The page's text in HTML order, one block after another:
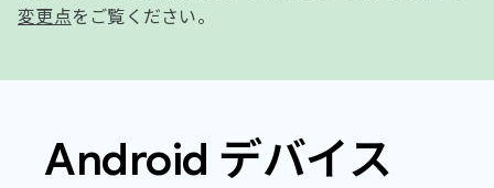
変更点をご覧ください。
Android デバイス